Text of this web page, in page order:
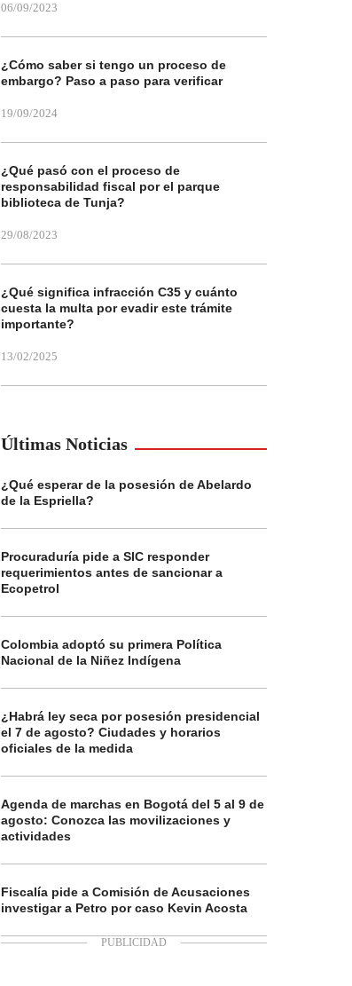
06/09/2023
¿Cómo saber si tengo un proceso de
embargo? Paso a paso para verificar
19/09/2024
¿Qué pasó con el proceso de
responsabilidad fiscal por el parque
biblioteca de Tunja?
29/08/2023
¿Qué significa infracción C35 y cuánto
cuesta la multa por evadir este trámite
importante?
13/02/2025
Últimas Noticias
¿Qué esperar de la posesión de Abelardo
de la Espriella?
Procuraduría pide a SIC responder
requerimientos antes de sancionar a
Ecopetrol
Colombia adoptó su primera Política
Nacional de la Niñez Indígena
¿Habrá ley seca por posesión presidencial
el 7 de agosto? Ciudades y horarios
oficiales de la medida
Agenda de marchas en Bogotá del 5 al 9 de
agosto: Conozca las movilizaciones y
actividades
Fiscalía pide a Comisión de Acusaciones
investigar a Petro por caso Kevin Acosta